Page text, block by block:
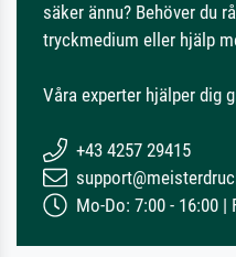
säker ännu? Behöver du
tryckmedium eller hjälp
Våra experter hjälper dig
+43 4257 29415
Mo-Do: 7:00 - 16:00 |